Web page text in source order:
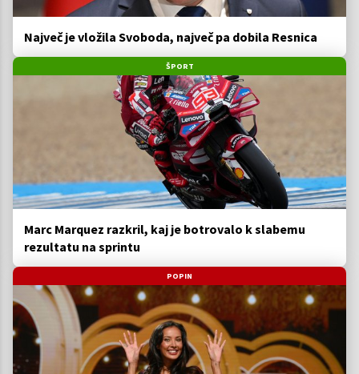
Največ je vložila Svoboda, največ pa dobila Resnica
ŠPORT
Marc Marquez razkril, kaj je botrovalo k slabemu
rezultatu na sprintu
POPIN